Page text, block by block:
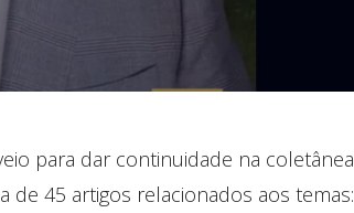
para dar continuidade na coletânea
de 45 artigos relacionados aos temas: